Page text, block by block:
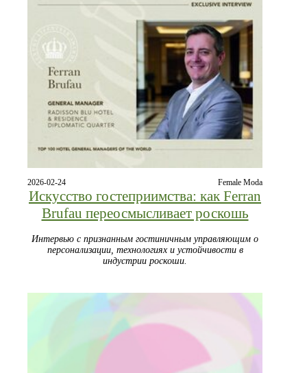
2026-02-24 Female Moda
Искусство гостеприимства: как Ferran
Brufau переосмысливает роскошь
Интервью с признанным гостиничным управляющим о
персонализации, технологиях и устойчивости в
индустрии роскоши.